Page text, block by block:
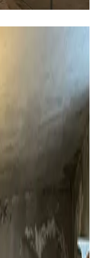
i Harlev?
huse i Harlev.
Den